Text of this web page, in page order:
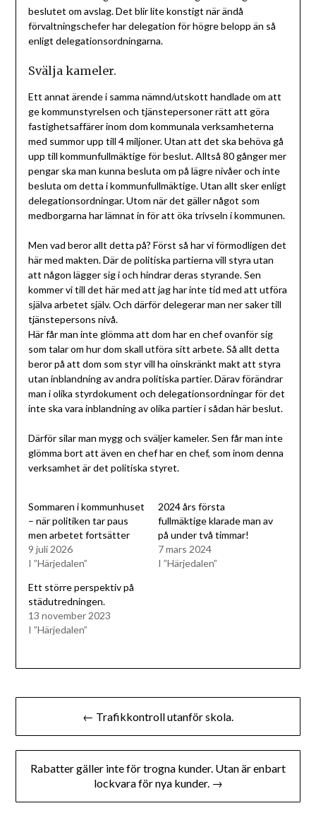
beslutet om avslag. Det blir lite konstigt när ändå
förvaltningschefer har delegation för högre belopp än så
enligt delegationsordningarna.
Svälja kameler.
Ett annat ärende i samma nämnd/utskott handlade om att
ge kommunstyrelsen och tjänstepersoner rätt att göra
fastighetsaffärer inom dom kommunala verksamheterna
med summor upp till 4 miljoner. Utan att det ska behöva gå
upp till kommunfullmäktige för beslut. Alltså 80 gånger mer
pengar ska man kunna besluta om på lägre nivåer och inte
besluta om detta i kommunfullmäktige. Utan allt sker enligt
delegationsordningar. Utom när det gäller något som
medborgarna har lämnat in för att öka trivseln i kommunen.
Men vad beror allt detta på? Först så har vi förmodligen det
här med makten. Där de politiska partierna vill styra utan
att någon lägger sig i och hindrar deras styrande. Sen
kommer vi till det här med att jag har inte tid med att utföra
själva arbetet själv. Och därför delegerar man ner saker till
tjänstepersons nivå.
Här får man inte glömma att dom har en chef ovanför sig
som talar om hur dom skall utföra sitt arbete. Så allt detta
beror på att dom som styr vill ha oinskränkt makt att styra
utan inblandning av andra politiska partier. Därav förändrar
man i olika styrdokument och delegationsordningar för det
inte ska vara inblandning av olika partier i sådan här beslut.
Därför silar man mygg och sväljer kameler. Sen får man inte
glömma bort att även en chef har en chef, som inom denna
verksamhet är det politiska styret.
Sommaren i kommunhuset
– när politiken tar paus
men arbetet fortsätter
9 juli 2026
I ”Härjedalen”
2024 års första
fullmäktige klarade man av
på under två timmar!
7 mars 2024
I ”Härjedalen”
Ett större perspektiv på
städutredningen.
13 november 2023
I ”Härjedalen”
Inläggsnavigering
← Trafikkontroll utanför skola.
Rabatter gäller inte för trogna kunder. Utan är enbart
lockvara för nya kunder. →